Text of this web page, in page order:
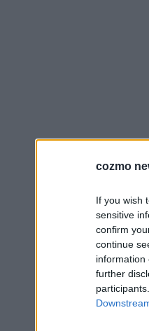
cozmo
If you wish
sensitive
confirm
continue
information
further